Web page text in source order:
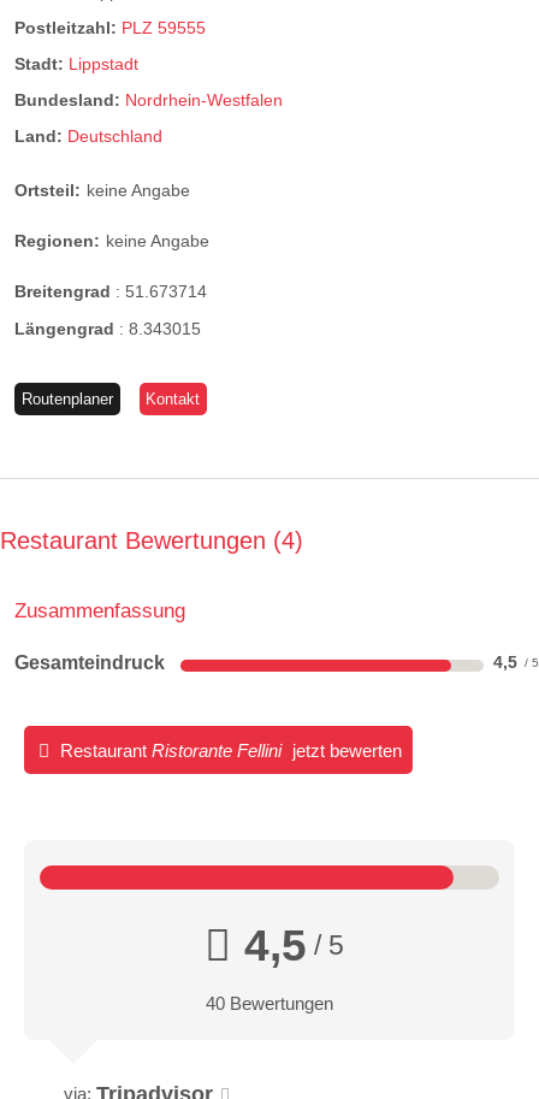
Postleitzahl: PLZ 59555
Stadt: Lippstadt
Bundesland: Nordrhein-Westfalen
Land: Deutschland
Ortsteil: keine Angabe
Regionen: keine Angabe
Breitengrad : 51.673714
Längengrad : 8.343015
Routenplaner Kontakt
Restaurant Bewertungen 4
Zusammenfassung
Gesamteindruck 4,5
Restaurant Ristorante Fellini jetzt bewerten
4,5 / 5
40 Bewertungen
via: Tripadvisor